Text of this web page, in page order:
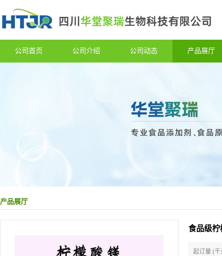
公司首页 公司介绍 公司动态 产品展厅
产品展厅
食品级柠
起订量 (千